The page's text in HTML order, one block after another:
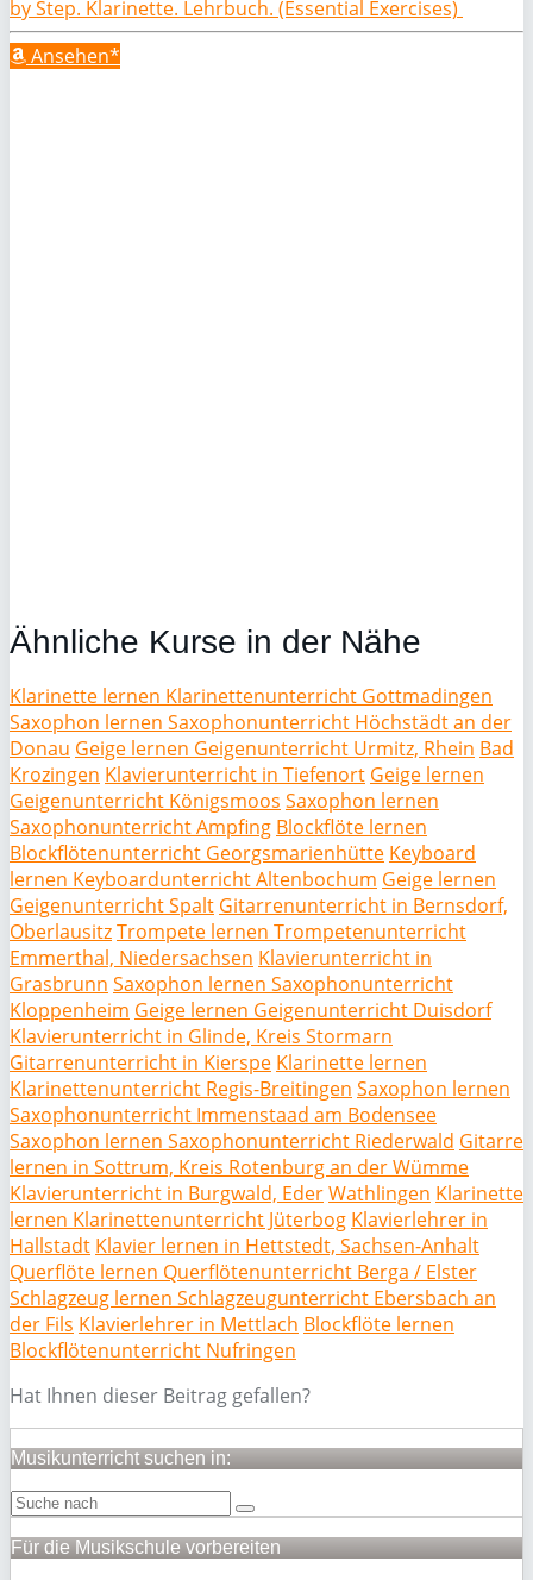
by Step. Klarinette. Lehrbuch. (Essential Exercises)
Ansehen*
Ähnliche Kurse in der Nähe
Klarinette lernen Klarinettenunterricht Gottmadingen
Saxophon lernen Saxophonunterricht Höchstädt an der
Donau Geige lernen Geigenunterricht Urmitz, Rhein Bad
Krozingen Klavierunterricht in Tiefenort Geige lernen
Geigenunterricht Königsmoos Saxophon lernen
Saxophonunterricht Ampfing Blockflöte lernen
Blockflötenunterricht Georgsmarienhütte Keyboard
lernen Keyboardunterricht Altenbochum Geige lernen
Geigenunterricht Spalt Gitarrenunterricht in Bernsdorf,
OberlausitzTrompete lernen Trompetenunterricht
Emmerthal, Niedersachsen Klavierunterricht in
Grasbrunn Saxophon lernen Saxophonunterricht
Kloppenheim Geige lernen Geigenunterricht Duisdorf
Klavierunterricht in Glinde, Kreis Stormarn
Gitarrenunterricht in Kierspe Klarinette lernen
Klarinettenunterricht Regis-Breitingen Saxophon lernen
Saxophonunterricht Immenstaad am Bodensee
Saxophon lernen Saxophonunterricht Riederwald Gitarre
lernen in Sottrum, Kreis Rotenburg an der Wümme
Klavierunterricht in Burgwald, EderWathlingen Klarinette
lernen Klarinettenunterricht Jüterbog Klavierlehrer in
Hallstadt Klavier lernen in Hettstedt, Sachsen-Anhalt
Querflöte lernen Querflötenunterricht Berga / Elster
Schlagzeug lernen Schlagzeugunterricht Ebersbach an
der Fils Klavierlehrer in Mettlach Blockflöte lernen
Blockflötenunterricht Nufringen
Hat Ihnen dieser Beitrag gefallen?
Musikunterricht suchen in:
Für die Musikschule vorbereiten